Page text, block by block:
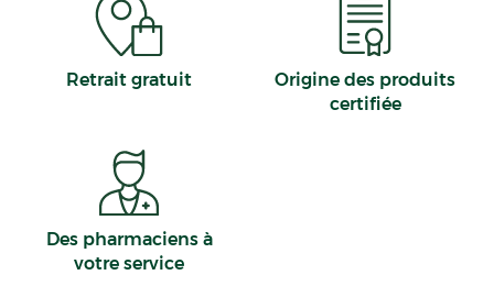
Retrait gratuit
Origine des produits
certifiée
Des pharmaciens à
votre service